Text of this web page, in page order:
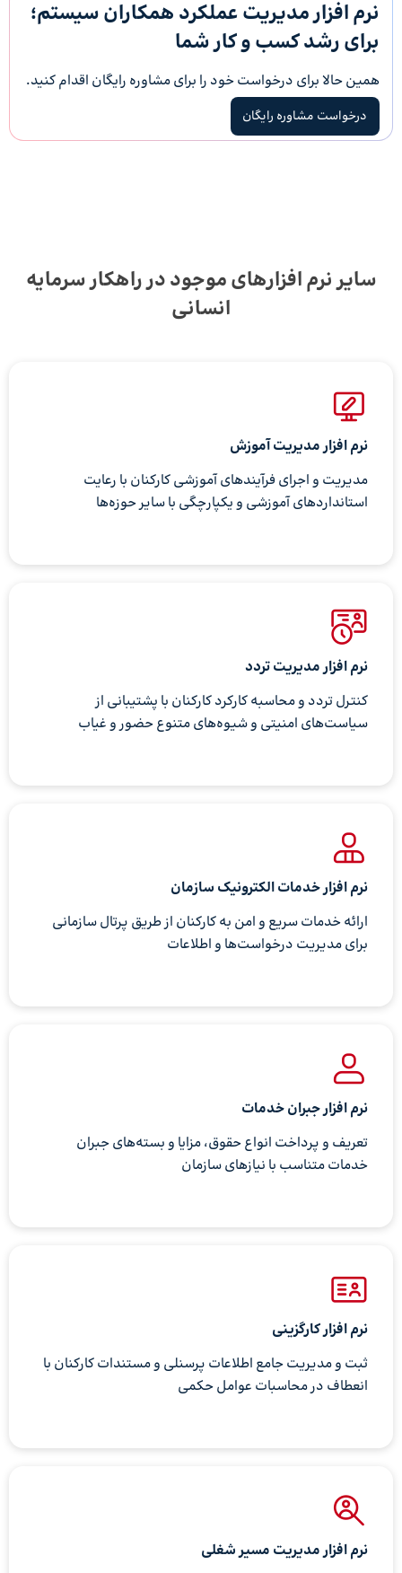
نرم افزار مدیریت عملکرد همکاران سیستم؛
برای رشد کسب و کار شما
همین حالا برای درخواست خود را برای مشاوره رایگان اقدام کنید.
درخواست مشاوره رایگان
سایر نرم افزارهای موجود در راهکار سرمایه
انسانی
نرم افزار مدیریت آموزش
مدیریت و اجرای فرآیندهای آموزشی کارکنان با رعایت
استانداردهای آموزشی و یکپارچگی با سایر حوزه‌ها
نرم افزار مدیریت تردد
کنترل تردد و محاسبه کارکرد کارکنان با پشتیبانی از
سیاست‌های امنیتی و شیوه‌های متنوع حضور و غیاب
نرم افزار خدمات الکترونیک سازمان
ارائه خدمات سریع و امن به کارکنان از طریق پرتال سازمانی
برای مدیریت درخواست‌ها و اطلاعات
نرم افزار جبران خدمات
تعریف و پرداخت انواع حقوق، مزایا و بسته‌های جبران
خدمات متناسب با نیازهای سازمان
نرم افزار کارگزینی
ثبت و مدیریت جامع اطلاعات پرسنلی و مستندات کارکنان با
انعطاف در محاسبات عوامل حکمی
نرم افزار مدیریت مسیر شغلی